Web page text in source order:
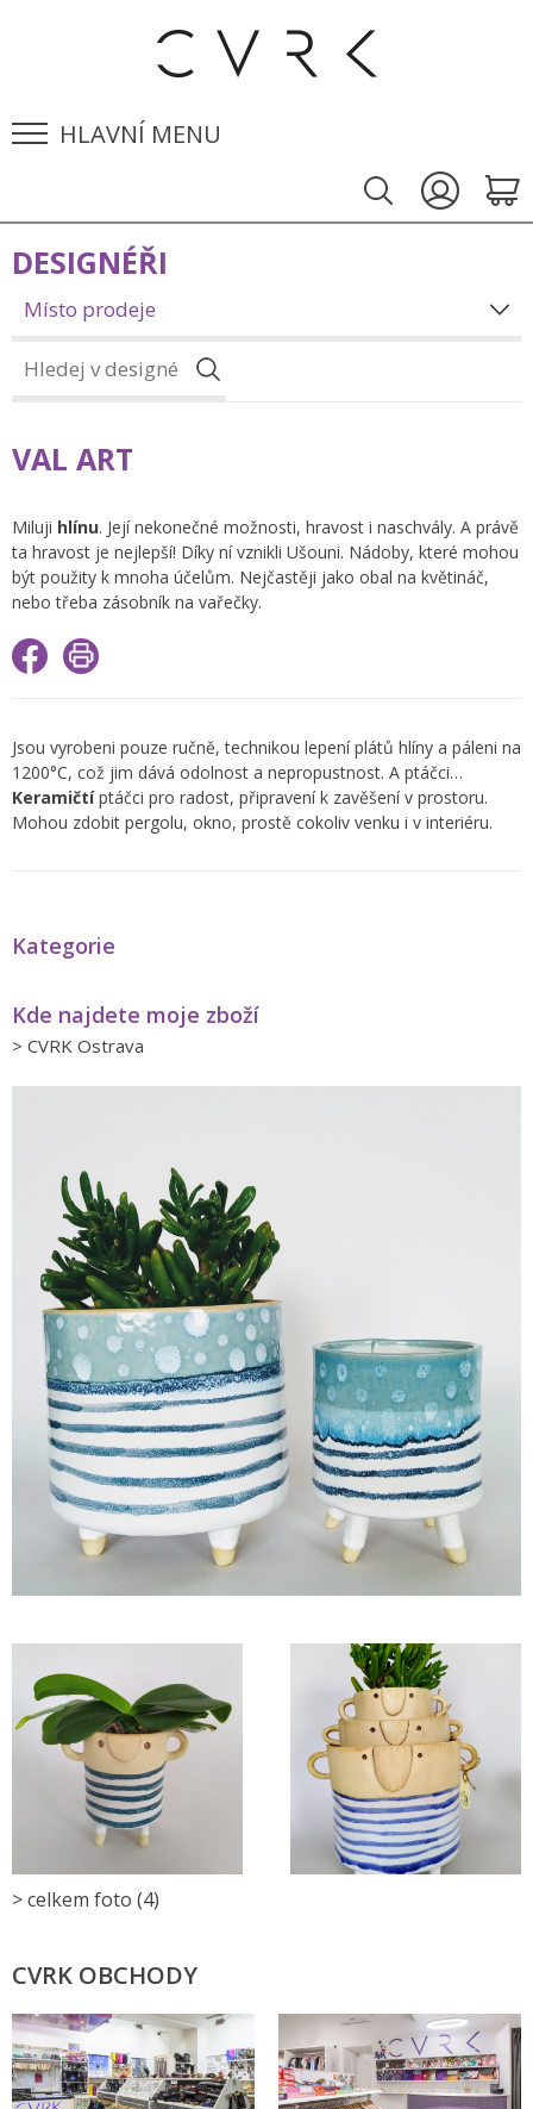
HLAVNÍ MENU
DESIGNÉŘI
Místo prodeje
> celkem foto (4)
VAL ART
Miluji hlínu. Její nekonečné možnosti, hravost i naschvály. A právě
ta hravost je nejlepší! Díky ní vznikli Ušouni. Nádoby, které mohou
být použity k mnoha účelům. Nejčastěji jako obal na květináč,
nebo třeba zásobník na vařečky.
Jsou vyrobeni pouze ručně, technikou lepení plátů hlíny a páleni na
1200°C, což jim dává odolnost a nepropustnost. A ptáčci…
Keramičtíptáčci pro radost, připravení k zavěšení v prostoru.
Mohou zdobit pergolu, okno, prostě cokoliv venku i v interiéru.
Kategorie
Kde najdete moje zboží
> CVRK Ostrava
CVRK OBCHODY